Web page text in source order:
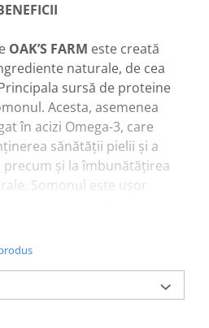
OAK’S FARM este creată
naturale, de cea
sursă de proteine
Acesta, asemenea
în acizi Omega-3, care
sănătății pielii și a
precum și la îmbunătățirea
Somonul este ușor
A, D3 și E, care susțin
și blana și le conferă
și o strălucire naturală.